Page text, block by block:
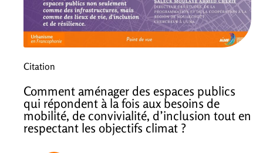
Citation
Comment aménager des espaces publics
qui répondent à la fois aux besoins de
mobilité, de convivialité, d’inclusion tout en
respectant les objectifs climat ?